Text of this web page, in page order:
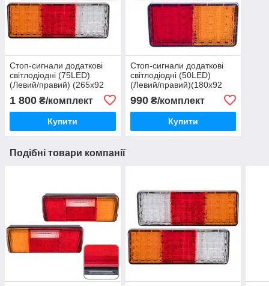
Стоп-сигнали додаткові
світлодіодні (75LED)
(Левий/правий) (265х92
1 800 ₴/комплект
Купити
Стоп-сигнали додаткові
світлодіодні (50LED)
(Левий/правий)(180х92
990₴/комплект
Купити
Подібні товари компанії